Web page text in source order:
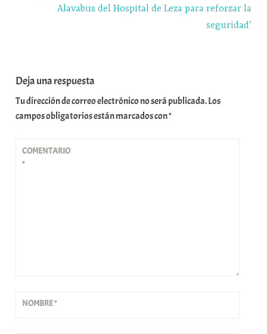
Alavabus del Hospital de Leza para reforzar la
seguridad’
Deja una respuesta
Tu dirección de correo electrónico no será publicada.Los
campos obligatorios están marcados con*
COMENTARIO
*
NOMBRE*